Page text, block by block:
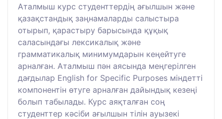
Аталмыш курс студенттердің ағылшын және
қазақстандық заңнамаларды салыстыра
отырып, қарастыру барысында құқық
саласындағы лексикалық және
грамматикалық минимумдарын кеңейтуге
арналған. Аталмыш пән аясында меңгерілген
дағдылар English for Specific Purposes міндетті
компонентін өтуге арналған дайындық кезеңі
болып табылады. Курс аяқталған соң
студенттер кәсіби ағылшын тілін ауызекі